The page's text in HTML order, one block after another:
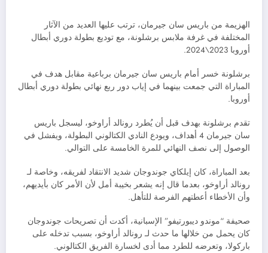
الهزيمة من باريس سان جيرمان، ترتب عليها العديد من الآثار
المختلفة في غرفة ملابس برشلونة، مع توديع بطولة دوري أبطال
أوروبا 2023\2024.
برشلونة خسر أمام باريس سان جيرمان برباعية مقابل هدف في
المباراة التي جمعت بينهما في إياب دور ربع نهائي بطولة دوري أبطال
أوروبا.
تقدم برشلونة بهدف قبل أن يُطرد رونالد أراوخو، ليسجل باريس
سان جيرمان 4 أهداف، ويودع النادي الكتالوني البطولة، ويفشل في
الوصول إلى نصف النهائي للمرة الخامسة على التوالي.
بعد المباراة، كان إيلكاي جوندوجان شديد الانتقاد لفريقه، وخاصة لـ
رونالد أراوخو، بعدما قال إنه يشعر بخيبة أمل لأن الأمر كان بأيديهم،
وأن الأخطاء أعطتهم الفرصة للتأهل.
صحيفة “موندو ديبورتيفو” الإسبانية، أكدت أن تصريحات جوندوجان
كان يحمل من خلالها ما حدث لـ رونالد أراوخو، بسبب تدخله على
باركولا، وتعرضه للطرد مما أدى لخسارة الفريق الكتالوني.